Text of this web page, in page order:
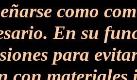
como
En su
para